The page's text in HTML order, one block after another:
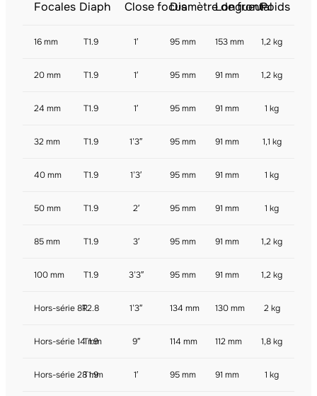
Focales Diaph Close focusDiamètre de frontal
LongueurPoids
16 mm T1.9 1′ 95 mm 153 mm 1,2 kg
20 mm T1.9 1′ 95 mm 91 mm 1,2 kg
24 mm T1.9 1′ 95 mm 91 mm 1 kg
32 mm T1.9 1’3″ 95 mm 91 mm 1,1 kg
40 mm T1.9 1’3′ 95 mm 91 mm 1 kg
50 mm T1.9 2′ 95 mm 91 mm 1 kg
85 mm T1.9 3′ 95 mm 91 mm 1,2 kg
100 mm T1.9 3’3″ 95 mm 91 mm 1,2 kg
Hors-série 8RT2.8 1’3″ 134 mm 130 mm 2 kg
Hors-série 14 mm
T1.9 9″ 114 mm 112 mm 1,8 kg
Hors-série 28 mm
T1.9 1′ 95 mm 91 mm 1 kg